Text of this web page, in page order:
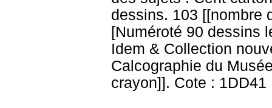
dessins. 103 [[nombre
[Numéroté 90 dessins
Idem & Collection
Calcographie du
crayon]]. Cote : 1DD41